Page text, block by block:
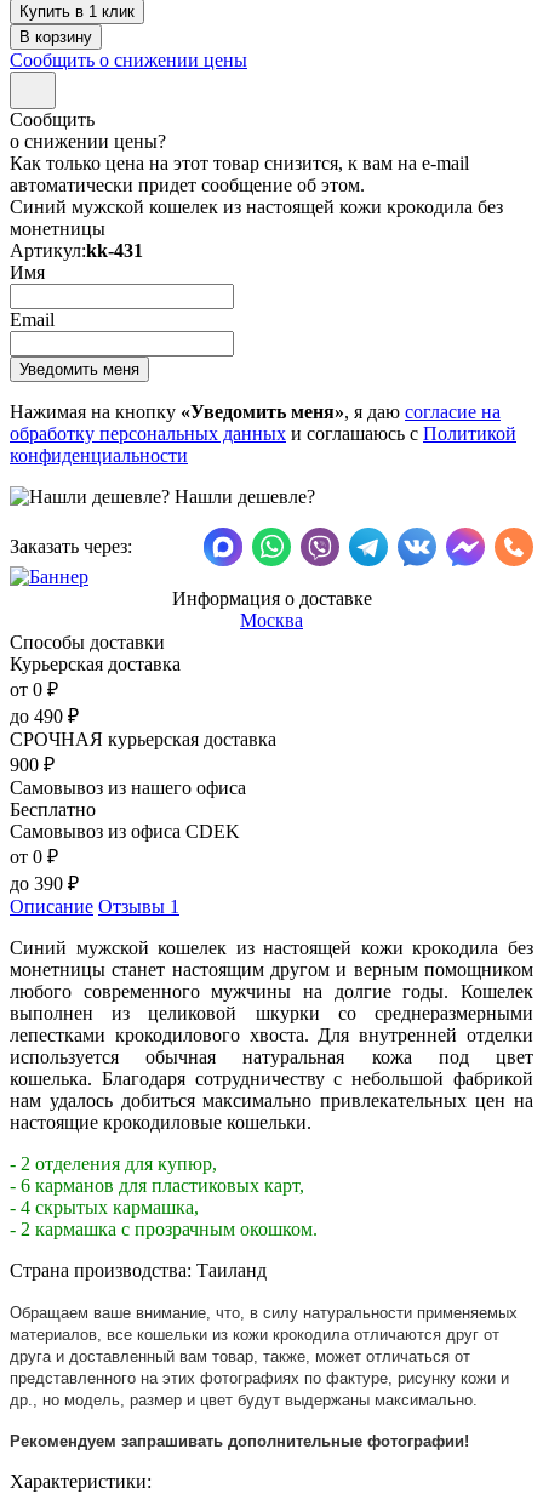
Купить в 1 клик
Сообщить о снижении цены
Сообщить
о снижении цены?
Как только цена на этот товар снизится, к вам на e-mail
автоматически придет сообщение об этом.
Синий мужской кошелек из настоящей кожи крокодила без
монетницы
Артикул:kk-431
Имя
Email
Нажимая на кнопку «Уведомить меня», я даю согласие на
обработку персональных данных и соглашаюсь с Политикой
конфиденциальности
Нашли дешевле?
Заказать через:
Информация о доставке
Москва
Способы доставки
Курьерская доставка
от 0 ₽
до 490 ₽
СРОЧНАЯ курьерская доставка
900 ₽
Самовывоз из нашего офиса
Бесплатно
Самовывоз из офиса CDEK
от 0 ₽
до 390 ₽
Описание Отзывы 1
Синий мужской кошелек из настоящей кожи крокодила без
монетницы станет настоящим другом и верным помощником
любого современного мужчины на долгие годы. Кошелек
выполнен из целиковой шкурки со среднеразмерными
лепестками крокодилового хвоста. Для внутренней отделки
используется обычная натуральная кожа под цвет
кошелька. Благодаря сотрудничеству с небольшой фабрикой
нам удалось добиться максимально привлекательных цен на
настоящие крокодиловые кошельки.
- 2 отделения для купюр,
- 6 карманов для пластиковых карт,
- 4 скрытых кармашка,
- 2 кармашка с прозрачным окошком.
Страна производства: Таиланд
Обращаем ваше внимание, что, в силу натуральности применяемых
материалов, все кошельки из кожи крокодила отличаются друг от
друга и доставленный вам товар, также, может отличаться от
представленного на этих фотографиях по фактуре, рисунку кожи и
др., но модель, размер и цвет будут выдержаны максимально.
Рекомендуем запрашивать дополнительные фотографии!
Характеристики: